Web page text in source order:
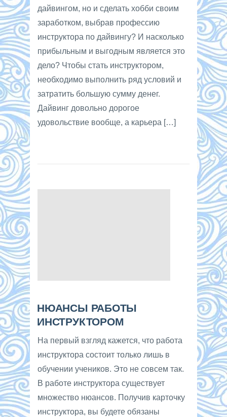
дайвингом, но и сделать хобби своим
заработком, выбрав профессию
инструктора по дайвингу? И насколько
прибыльным и выгодным является это
дело? Чтобы стать инструктором,
необходимо выполнить ряд условий и
затратить большую сумму денег.
Дайвинг довольно дорогое
удовольствие вообще, а карьера […]
НЮАНСЫ РАБОТЫ
ИНСТРУКТОРОМ
На первый взгляд кажется, что работа
инструктора состоит только лишь в
обучении учеников. Это не совсем так.
В работе инструктора существует
множество нюансов. Получив карточку
инструктора, вы будете обязаны